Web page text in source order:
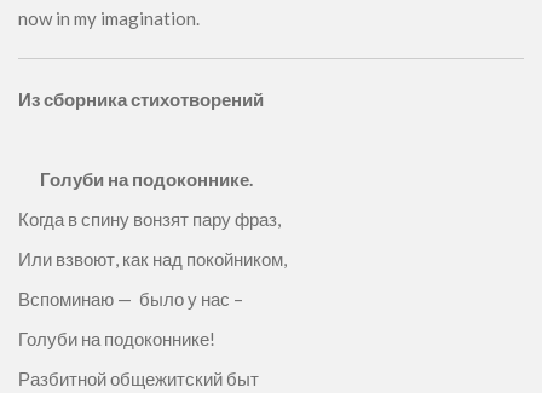
now in my imagination.
Из сборника стихотворений
Голуби на подоконнике.
Когда в спину вонзят пару фраз,
Или взвоют, как над покойником,
Вспоминаю — было у нас –
Голуби на подоконнике!
Разбитной общежитский быт